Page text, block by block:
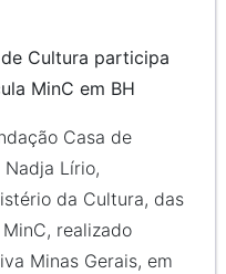
Cultura participa
MinC em BH
Casa de
Lírio,
da Cultura, das
realizado
Minas Gerais, em